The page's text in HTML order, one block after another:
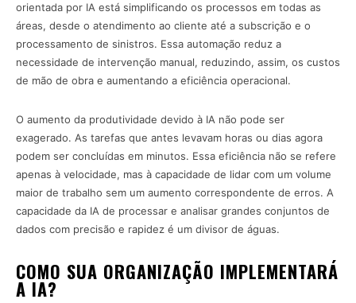
orientada por IA está simplificando os processos em todas as
áreas, desde o atendimento ao cliente até a subscrição e o
processamento de sinistros. Essa automação reduz a
necessidade de intervenção manual, reduzindo, assim, os custos
de mão de obra e aumentando a eficiência operacional.
O aumento da produtividade devido à IA não pode ser
exagerado. As tarefas que antes levavam horas ou dias agora
podem ser concluídas em minutos. Essa eficiência não se refere
apenas à velocidade, mas à capacidade de lidar com um volume
maior de trabalho sem um aumento correspondente de erros. A
capacidade da IA de processar e analisar grandes conjuntos de
dados com precisão e rapidez é um divisor de águas.
COMO SUA ORGANIZAÇÃO IMPLEMENTARÁ
A IA?